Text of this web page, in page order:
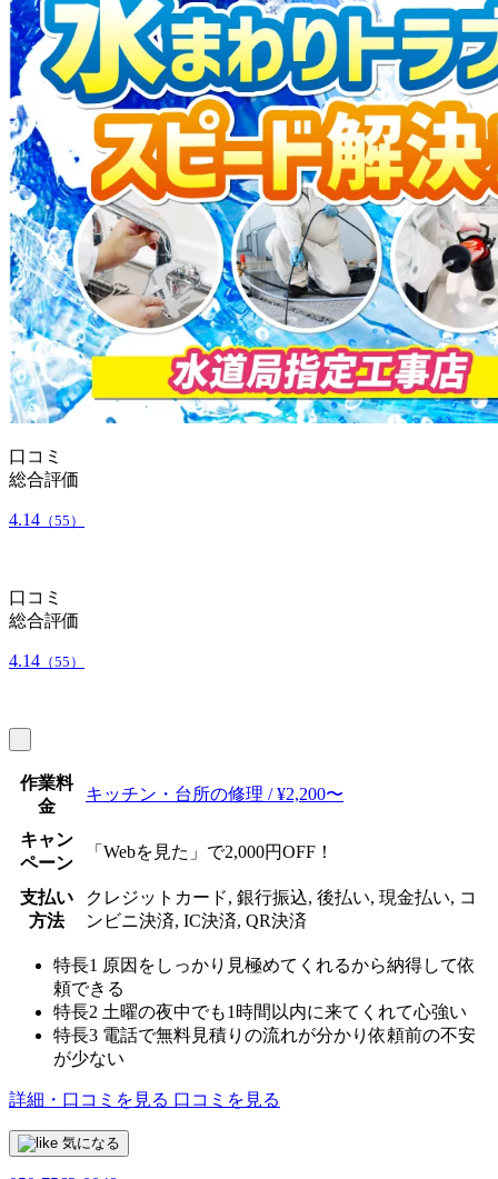
口コミ
総合評価
4.14 （55）
口コミ
総合評価
4.14 （55）
作業料
金
キッチン・台所の修理 / ¥2,200〜
キャン
ペーン
「Webを見た」で2,000円OFF！
支払い
方法
クレジットカード, 銀行振込, 後払い, 現金払い, コ
ンビニ決済, IC決済, QR決済
特長1 原因をしっかり見極めてくれるから納得して依
頼できる
特長2 土曜の夜中でも1時間以内に来てくれて心強い
特長3 電話で無料見積りの流れが分かり依頼前の不安
が少ない
詳細・口コミを見る 口コミを見る
気になる